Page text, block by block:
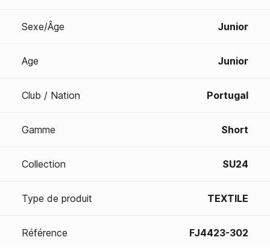
Sexe/Âge Junior
Age Junior
Club / Nation Portugal
Gamme Short
Collection SU24
Type de produit TEXTILE
Référence FJ4423-302